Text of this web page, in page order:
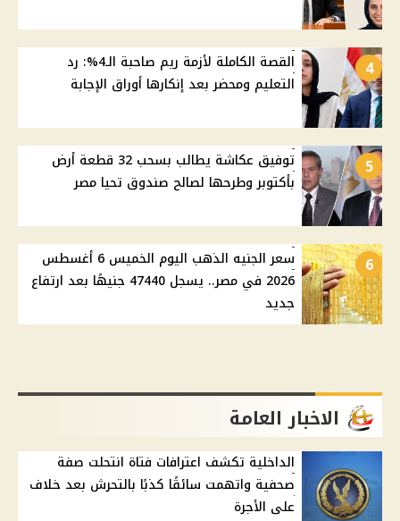
4
القصة الكاملة لأزمة ريم صاحبة الـ4%: رد
التعليم ومحضر بعد إنكارها أوراق الإجابة
5
توفيق عكاشة يطالب بسحب 32 قطعة أرض
بأكتوبر وطرحها لصالح صندوق تحيا مصر
6
سعر الجنيه الذهب اليوم الخميس 6 أغسطس
2026 في مصر.. يسجل 47440 جنيهًا بعد ارتفاع
جديد
الاخبار العامة
الداخلية تكشف اعترافات فتاة انتحلت صفة
صحفية واتهمت سائقًا كذبًا بالتحرش بعد خلاف
على الأجرة